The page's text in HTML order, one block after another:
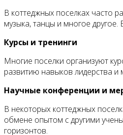
В коттеджных поселках часто
музыка, танцы и многое
Курсы и тренинги
Многие поселки организуют
развитию навыков лидерства
Научные конференции и
В некоторых коттеджных
обмене опытом с другими
горизонтов.